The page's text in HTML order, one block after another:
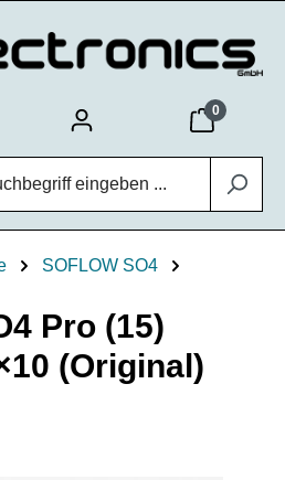
0
SOFLOW SO4
Pro (15)
(Original)